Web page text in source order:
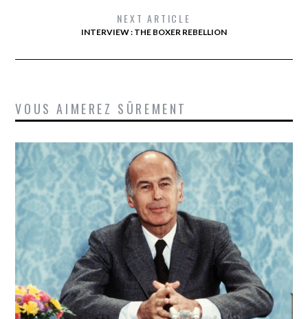
NEXT ARTICLE
INTERVIEW : THE BOXER REBELLION
VOUS AIMEREZ SÛREMENT